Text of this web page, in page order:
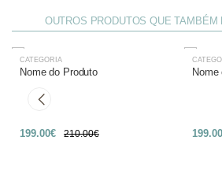
OUTROS PRODUTOS QUE TAMBÉM
-27%
CATEGORIA
Nome do Produto
199.00€ 210.00€
-27%
Nome